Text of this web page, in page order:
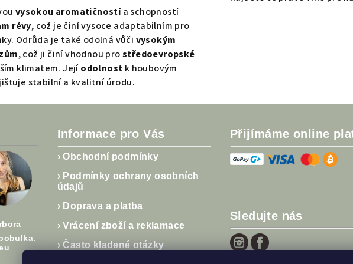
vysokou aromatičnostía schopností
révy, což je činí vysoce adaptabilním pro
Odrůda je také odolná vůči vysokým
, což ji činí vhodnou prostředoevropské
klimatem. Jejíodolnost k houbovým
stabilní a kvalitní úrodu.
Informace pro Vás
›Obchodní podmínky
› Podmínky ochrany osobních
údajů
› Doprava a platba
›Vrácení zboží a reklamace
›Často kladené otázky
Přijímáme online
Sledujte nás